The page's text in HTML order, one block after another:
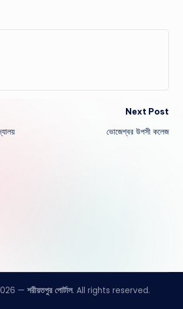
Next Post
ভোজেশ্বর উপসী কলেজ
— শরীয়তপুর পোর্টাল. All rights reserved.